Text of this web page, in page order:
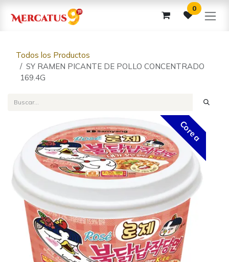
0
Todos los Productos
SY RAMEN PICANTE DE POLLO CONCENTRADO
169.4G
Corea